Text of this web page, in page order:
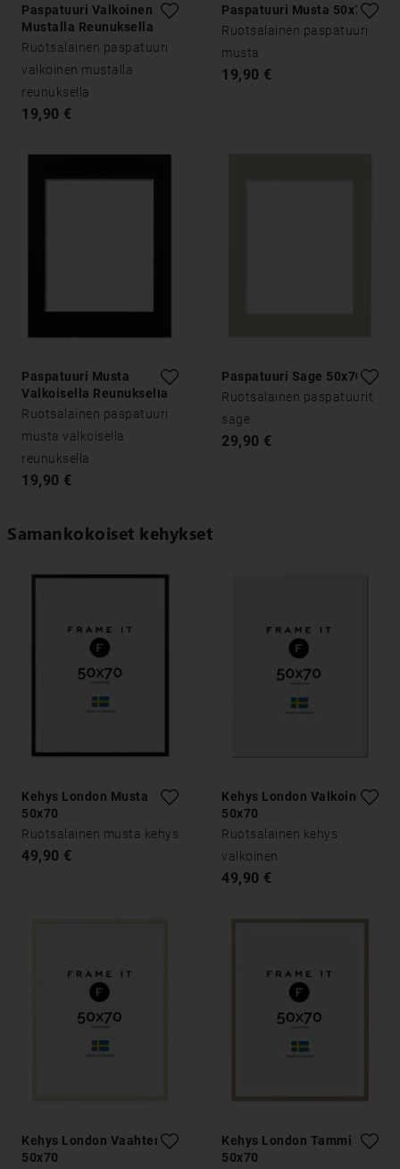
Paspatuuri Valkoinen
Mustalla Reunuksella
50x70
Ruotsalainen paspatuuri
valkoinen mustalla
reunuksella
19,90 €
Paspatuuri Musta 50x70
Ruotsalainen paspatuuri
musta
19,90 €
Paspatuuri Musta
Valkoisella Reunuksella
50x70
Ruotsalainen paspatuuri
musta valkoisella
reunuksella
19,90 €
Paspatuuri Sage 50x70
Ruotsalainen paspatuurit
sage
29,90 €
Samankokoiset kehykset
Kehys London Musta
50x70
Ruotsalainen musta kehys
49,90 €
Kehys London Valkoinen
50x70
Ruotsalainen kehys
valkoinen
49,90 €
Kehys London Vaahtera
50x70
Kehys London Tammi
50x70